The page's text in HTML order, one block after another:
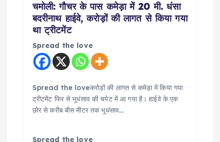
चमोली: गौचर के पास कमेड़ा में 20 मी. धंसा
बदरीनाथ हाईवे, करोड़ों की लागत से किया गया
था ट्रीटमेंट
Spread the love
Spread the loveकरोड़ों की लागत से कमेड़ा में किया गया
ट्रीटमेंट फिर से भूधंसाव की चपेट में आ गया है। हाईवे के एक
छोर से करीब बीस मीटर तक भूधंसाव…
Spread the love